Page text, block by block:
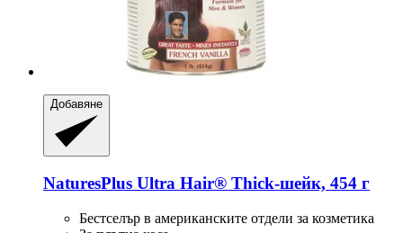
Добавяне
NaturesPlus Ultra Hair® Thick-​шейк, 454 г
Бестселър в американските отдели за козметика